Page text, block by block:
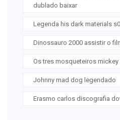
dublado baixar
Legenda his dark materials
Dinossauro 2000 assistir o
Os tres mosqueteiros
Johnny mad dog legendado
Erasmo carlos discografia